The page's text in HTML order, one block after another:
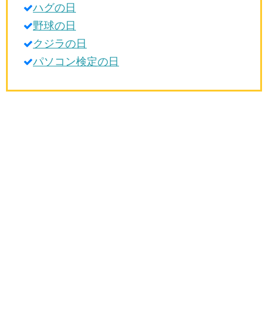
ハグの日
野球の日
クジラの日
パソコン検定の日
サイト情報